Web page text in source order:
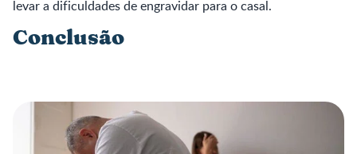
levar a dificuldades de engravidar para o casal.
Conclusão